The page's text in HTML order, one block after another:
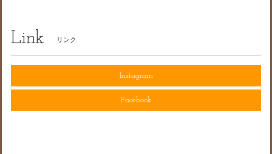
Link リンク
Instagram
Facebook